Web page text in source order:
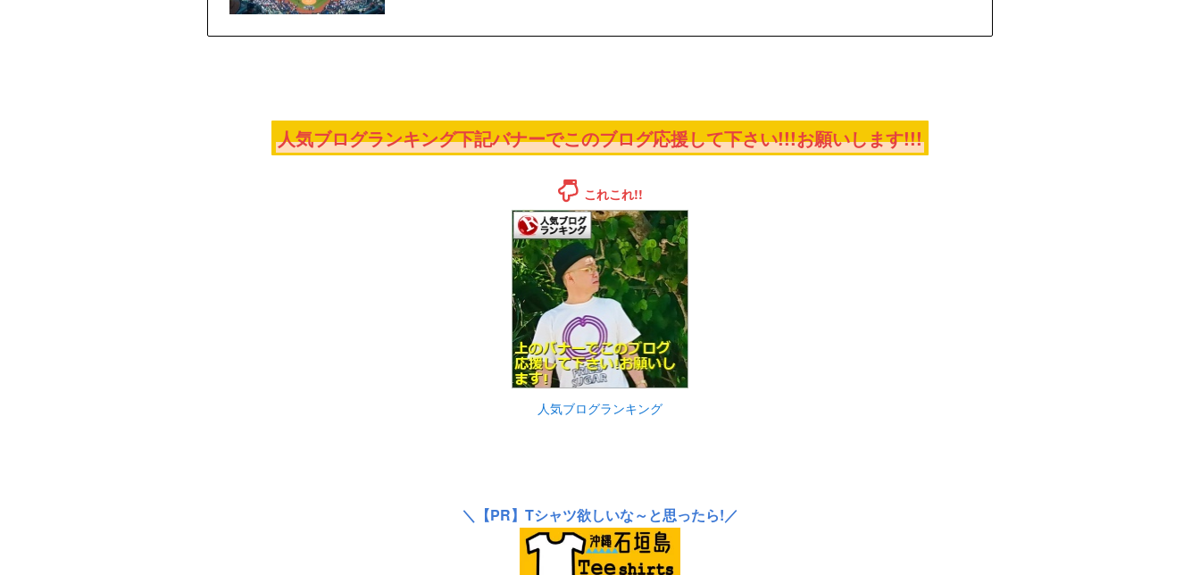
人気ブログランキング下記バナーでこのブログ応援して下さい!!!お願いします!!!
これこれ!!
人気ブログランキング
＼ 【PR】 Tシャツ欲しいな～と思ったら!／